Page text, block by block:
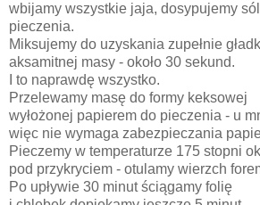
wbijamy wszystkie jaja, dosypujemy
pieczenia.
Miksujemy do uzyskania zupełnie
aksamitnej masy - około 30 sekund.
I to naprawdę wszystko.
Przelewamy masę do formy keksowej
wyłożonej papierem do pieczenia - u
więc nie wymaga zabezpieczania
Pieczemy w temperaturze 175 stopni
pod przykryciem - otulamy wierzch
Po upływie 30 minut ściągamy folię